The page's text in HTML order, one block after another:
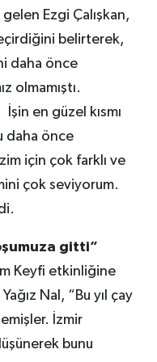
Ezgi Çalışkan,
belirterek,
daha önce
olmamıştı.
en güzel kısmı
daha önce
için çok farklı ve
çok seviyorum.
gitti”
Keyfi etkinliğine
Nal, “Bu yıl çay
İzmir
bunu